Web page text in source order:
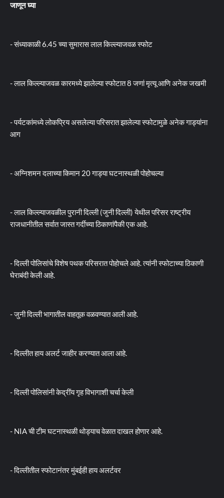
जाणून घ्या
- संध्याकाळी 6.45 च्या सुमारास लाल किल्ल्याजवळ स्फोट
- लाल किल्ल्याजवळ कारमध्ये झालेल्या स्फोटात 8 जणां मृत्यू आणि अनेक जखमी
- पर्यटकांमध्ये लोकप्रिय असलेल्या परिसरात झालेल्या स्फोटामुळे अनेक गाड्यांना
आग
- अग्निशमन दलाच्या किमान 20 गाड्या घटनास्थळी पोहोचल्या
- लाल किल्ल्याजवळील पुरानी दिल्ली (जुनी दिल्ली) येथील परिसर राष्ट्रीय
राजधानीतील सर्वात जास्त गर्दीच्या ठिकाणांपैकी एक आहे.
- दिल्ली पोलिसांचे विशेष पथक परिसरात पोहोचले आहे. त्यांनी स्फोटाच्या ठिकाणी
घेराबंदी केली आहे.
- जुनी दिल्ली भागातील वाहतूक वळवण्यात आली आहे.
- दिल्लीत हाय अलर्ट जाहीर करण्यात आला आहे.
- दिल्ली पोलिसांनी केद्रींय गृह विभागाशी चर्चा केली
- NIA ची टीम घटनास्थळी थोड्याच वेळात दाखल होणार आहे.
- दिल्लीतील स्फोटानंतर मुंबईही हाय अलर्टवर